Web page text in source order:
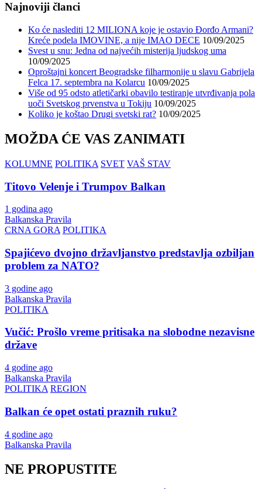
Najnoviji članci
Ko će naslediti 12 MILIONA koje je ostavio Đorđo Armani?
Kreće podela IMOVINE, a nije IMAO DECE 10/09/2025
Svest u snu: Jedna od najvećih misterija ljudskog uma
10/09/2025
Oproštajni koncert Beogradske filharmonije u slavu Gabrijela
Felca 17. septembra na Kolarcu 10/09/2025
Više od 95 odsto atletičarki obavilo testiranje utvrđivanja pola
uoči Svetskog prvenstva u Tokiju 10/09/2025
Koliko je koštao Drugi svetski rat? 10/09/2025
MOŽDA ĆE VAS ZANIMATI
KOLUMNE POLITIKA SVET VAŠ STAV
Titovo Velenje i Trumpov Balkan
1 godina ago
Balkanska Pravila
CRNA GORA POLITIKA
Spajićevo dvojno državljanstvo predstavlja ozbiljan
problem za NATO?
3 godine ago
Balkanska Pravila
POLITIKA
Vučić: Prošlo vreme pritisaka na slobodne nezavisne
države
4 godine ago
Balkanska Pravila
POLITIKA REGION
Balkan će opet ostati praznih ruku?
4 godine ago
Balkanska Pravila
NE PROPUSTITE